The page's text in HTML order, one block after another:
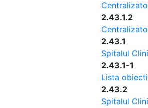
2.43.1.2
2.43.1
Spitalul
2.43.1-1
Lista
2.43.2
Spitalul